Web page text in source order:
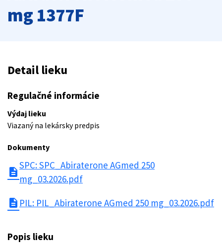
mg 1377F
Detail lieku
Regulačné informácie
Výdaj lieku
Viazaný na lekársky predpis
Dokumenty
description
SPC: SPC_Abiraterone AGmed 250
mg_03.2026.pdf
description PIL: PIL_Abiraterone AGmed 250 mg_03.2026.pdf
Popis lieku